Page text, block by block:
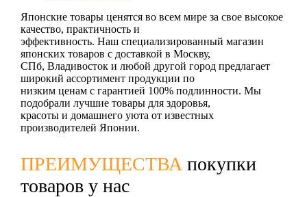
Японские товары ценятся во всем мире за свое высокое
качество, практичность и
эффективность. Наш специализированный магазин
японских товаров с доставкой в Москву,
СПб, Владивосток и любой другой город предлагает
широкий ассортимент продукции по
низким ценам с гарантией 100% подлинности. Мы
подобрали лучшие товары для здоровья,
красоты и домашнего уюта от известных
производителей Японии.
ПРЕИМУЩЕСТВА покупки
товаров у нас